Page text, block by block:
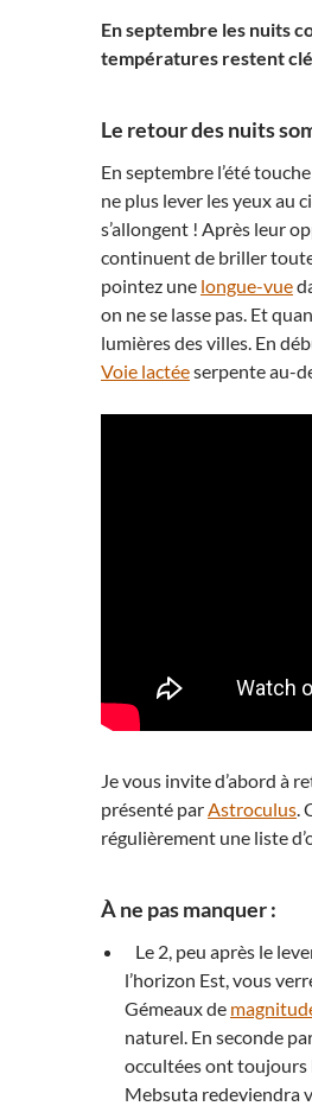
En septembre les nuits
températures restent
Le retour des nuits
En septembre l’été
ne plus lever les yeux au
s’allongent ! Après leur
continuent de briller toute
pointez une longue-vue
on ne se lasse pas. Et
lumières des villes. En
Voie lactéeserpente au-
Je vous invite d’abord à
présenté parAstroculus.
régulièrement une liste
À ne pas manquer :
Le 2, peu après le
l’horizon Est, vous
Gémeaux de
naturel. En seconde
occultées ont toujours
Mebsuta redeviendra